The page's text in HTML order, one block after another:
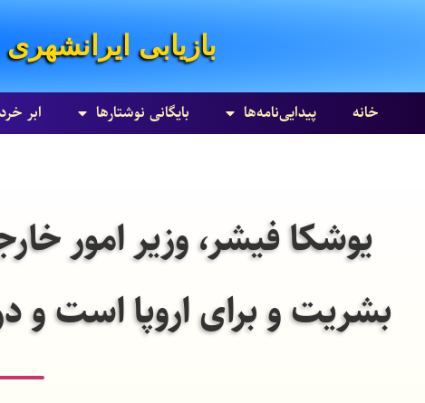
بازیابی ایرانشهری
خانه پیدایی‌نامه‌ها بایگانی نوشتارها ابر
یوشکا فیشر، وزیر امور
بشریت و برای اروپا است و